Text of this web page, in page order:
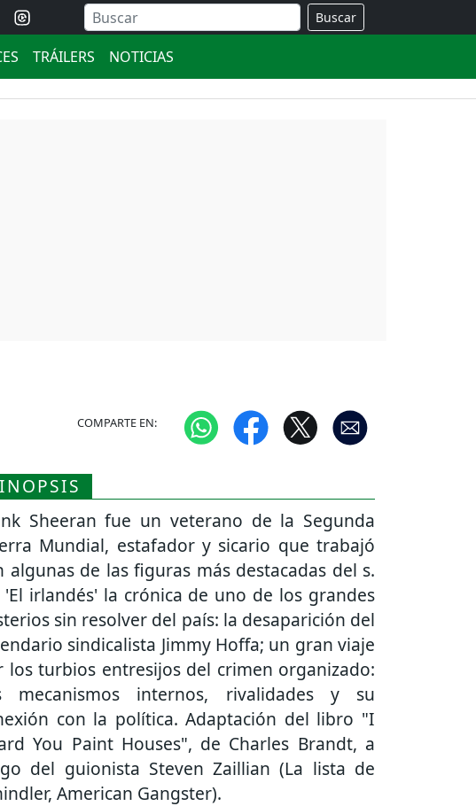
Buscar
TRÁILERS NOTICIAS
COMPARTE EN:
Sheeran fue un veterano de la Segunda
Mundial, estafador y sicario que trabajó
algunas de las figuras más destacadas del s.
'El irlandés' la crónica de uno de los grandes
sin resolver del país: la desaparición del
sindicalista Jimmy Hoffa; un gran viaje
los turbios entresijos del crimen organizado:
mecanismos internos, rivalidades y su
con la política. Adaptación del libro "I
You Paint Houses", de Charles Brandt, a
del guionista Steven Zaillian (La lista de
American Gangster).